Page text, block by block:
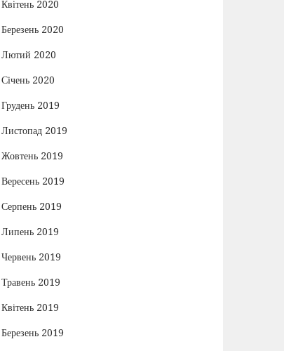
Квітень 2020
Березень 2020
Лютий 2020
Січень 2020
Грудень 2019
Листопад 2019
Жовтень 2019
Вересень 2019
Серпень 2019
Липень 2019
Червень 2019
Травень 2019
Квітень 2019
Березень 2019